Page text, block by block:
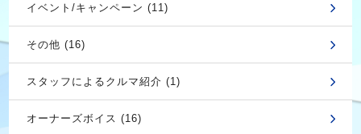
イベント/キャンペーン (11)
その他 (16)
スタッフによるクルマ紹介 (1)
オーナーズボイス (16)